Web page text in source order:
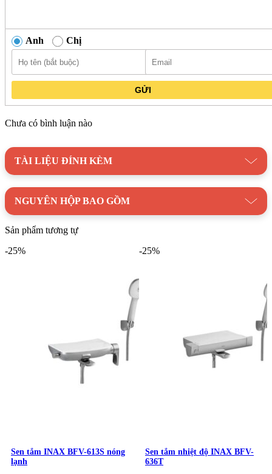
Anh Chị
GỬI
Chưa có bình luận nào
TÀI LIỆU ĐÍNH KÈM
NGUYÊN HỘP BAO GỒM
Sản phẩm tương tự
-25%
Sen tắm INAX BFV-613S nóng
lạnh
-25%
Sen tắm nhiệt độ INAX BFV-
636T